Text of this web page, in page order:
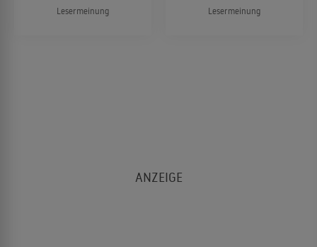
Lesermeinung Lesermeinung